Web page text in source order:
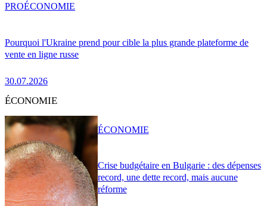
Pourquoi l'Ukraine prend pour cible la plus grande plateforme de
vente en ligne russe
30.07.2026
PROÉCONOMIE
ÉCONOMIE
Crise budgétaire en Bulgarie : des dépenses
record, une dette record, mais aucune
réforme
ÉCONOMIE